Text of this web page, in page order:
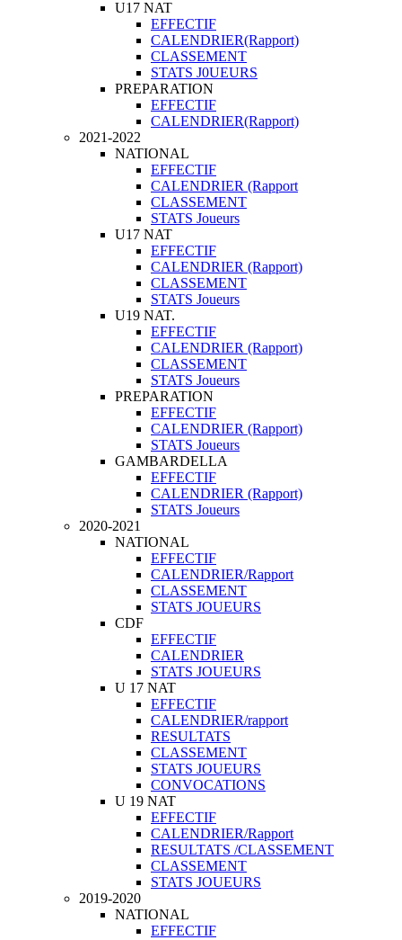
U17 NAT
EFFECTIF
CALENDRIER(Rapport)
CLASSEMENT
STATS J0UEURS
PREPARATION
EFFECTIF
CALENDRIER(Rapport)
2021-2022
NATIONAL
EFFECTIF
CALENDRIER (Rapport
CLASSEMENT
STATS Joueurs
U17 NAT
EFFECTIF
CALENDRIER (Rapport)
CLASSEMENT
STATS Joueurs
U19 NAT.
EFFECTIF
CALENDRIER (Rapport)
CLASSEMENT
STATS Joueurs
PREPARATION
EFFECTIF
CALENDRIER (Rapport)
STATS Joueurs
GAMBARDELLA
EFFECTIF
CALENDRIER (Rapport)
STATS Joueurs
2020-2021
NATIONAL
EFFECTIF
CALENDRIER/Rapport
CLASSEMENT
STATS JOUEURS
CDF
EFFECTIF
CALENDRIER
STATS JOUEURS
U 17 NAT
EFFECTIF
CALENDRIER/rapport
RESULTATS
CLASSEMENT
STATS JOUEURS
CONVOCATIONS
U 19 NAT
EFFECTIF
CALENDRIER/Rapport
RESULTATS /CLASSEMENT
CLASSEMENT
STATS JOUEURS
2019-2020
NATIONAL
EFFECTIF